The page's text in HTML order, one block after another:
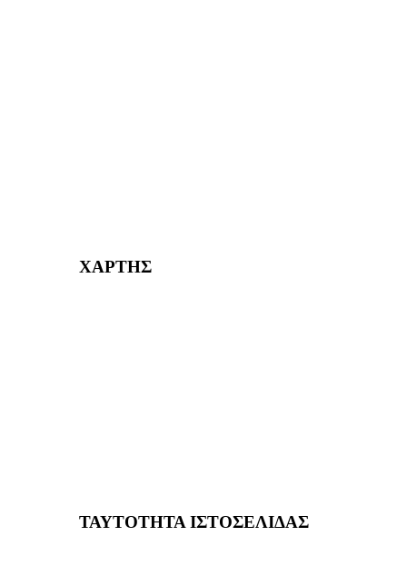
ΧΑΡΤΗΣ
ΤΑΥΤΟΤΗΤΑ ΙΣΤΟΣΕΛΙΔΑΣ